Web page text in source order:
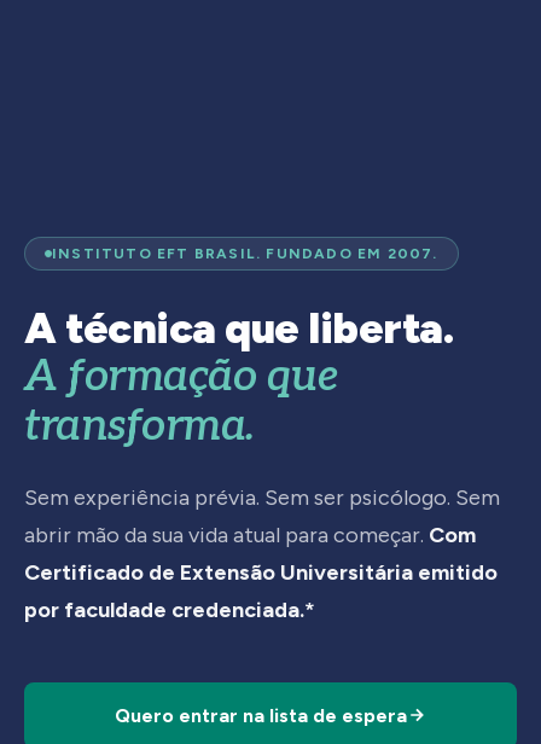
INSTITUTO EFT BRASIL. FUNDADO EM 2007.
A técnica que liberta.
A formação que
transforma.
Sem experiência prévia. Sem ser psicólogo. Sem
abrir mão da sua vida atual para começar. Com
Certificado de Extensão Universitária emitido
por faculdade credenciada.*
Quero entrar na lista de espera